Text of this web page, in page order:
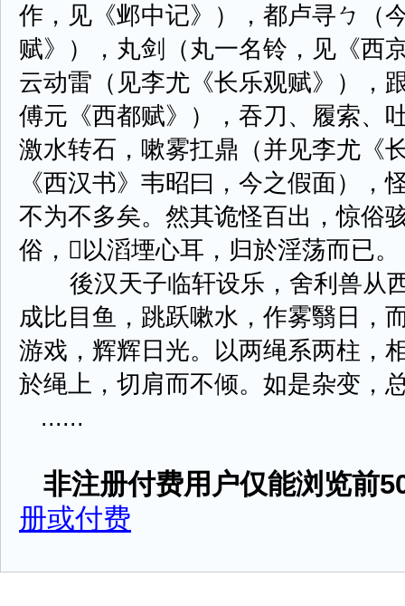
作，见《邺中记》），都卢寻ㄅ（
赋》），丸剑（丸一名铃，见《西
云动雷（见李尤《长乐观赋》），
傅元《西都赋》），吞刀、履索、
激水转石，嗽雾扛鼎（并见李尤《
《西汉书》韦昭曰，今之假面），
不为不多矣。然其诡怪百出，惊俗
俗，以滔堙心耳，归於淫荡而已。
後汉天子临轩设乐，舍利兽从
成比目鱼，跳跃嗽水，作雾翳日，
游戏，辉辉日光。以两绳系两柱，
於绳上，切肩而不倾。如是杂变，
......
非注册付费用户仅能浏览前
册或付费